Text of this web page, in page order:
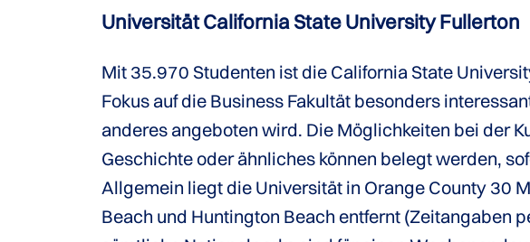
Universität California State University Fullerton
Mit 35.970 Studenten ist die California State
Fokus auf die Business Fakultät besonders
anderes angeboten wird. Die Möglichkeiten bei der
Geschichte oder ähnliches können belegt werden,
Allgemein liegt die Universität in Orange County 30
Beach und Huntington Beach entfernt (Zeitangaben